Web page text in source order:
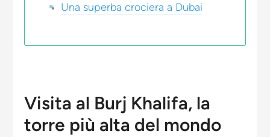
Una superba crociera a Dubai
Visita al Burj Khalifa, la
torre più alta del mondo